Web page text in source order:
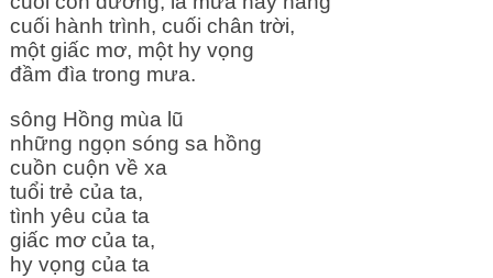
cuối hành trình, cuối chân trời,
một giấc mơ, một hy vọng
đầm đìa trong mưa.
sông Hồng mùa lũ
những ngọn sóng sa hồng
cuồn cuộn về xa
tuổi trẻ của ta,
tình yêu của ta
giấc mơ của ta,
hy vọng của ta